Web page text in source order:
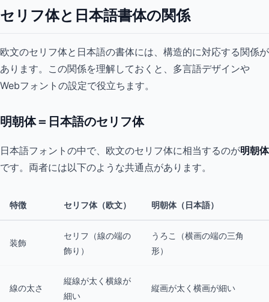
セリフ体と日本語書体の関係
欧文のセリフ体と日本語の書体には、構造的に対応する関係が
あります。この関係を理解しておくと、多言語デザインや
Webフォントの設定で役立ちます。
明朝体＝日本語のセリフ体
日本語フォントの中で、欧文のセリフ体に相当するのが明朝体
です。両者には以下のような共通点があります。
特徴 セリフ体（欧文） 明朝体（日本語）
装飾
セリフ（線の端の
飾り）
うろこ（横画の端の三角
形）
線の太さ
縦線が太く横線が
細い
縦画が太く横画が細い